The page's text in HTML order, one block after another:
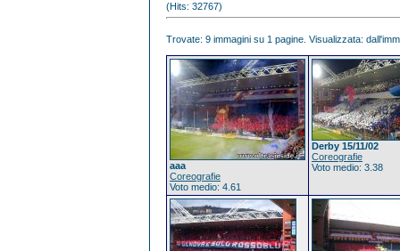
(Hits: 32767)
Trovate: 9 immagini su 1 pagine. Visualizzata:
aaa
Coreografie
Voto medio: 4.61
Derby 15/11/02
Coreografie
Voto medio: 3.38